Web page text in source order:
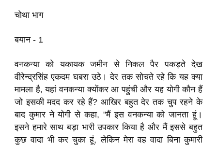
चोथा भाग
बयान - 1
वनकन्या को यकायक जमीन से निकल पैर पकड़ते देख
वीरेन्द्रसिंह एकदम घबरा उठे। देर तक सोचते रहे कि यह क्या
मामला है, यहां वनकन्या क्योंकर आ पहुंची और यह योगी कौन हैं
जो इसकी मदद कर रहे हैं? आखिर बहुत देर तक चुप रहने के
बाद कुमार ने योगी से कहा, "मैं इस वनकन्या को जानता हूं।
इसने हमारे साथ बड़ा भारी उपकार किया है और मैं इससे बहुत
कुछ वादा भी कर चुका हूं, लेकिन मेरा वह वादा बिना कुमारी